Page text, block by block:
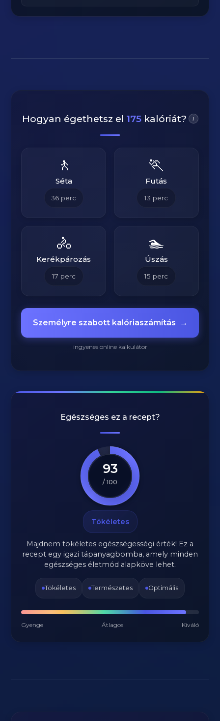
Hogyan égethetsz el 175 kalóriát? i
🚶
Séta
36 perc
🏃
Futás
13 perc
🚴
Kerékpározás
17 perc
🏊
Úszás
15 perc
Személyre szabott kalóriaszámítás →
ingyenes online kalkulátor
Egészséges ez a recept?
93
/ 100
Tökéletes
Majdnem tökéletes egészségességi érték! Ez a
recept egy igazi tápanyagbomba, amely minden
egészséges életmód alapköve lehet.
Tökéletes Természetes Optimális
Gyenge Átlagos Kiváló